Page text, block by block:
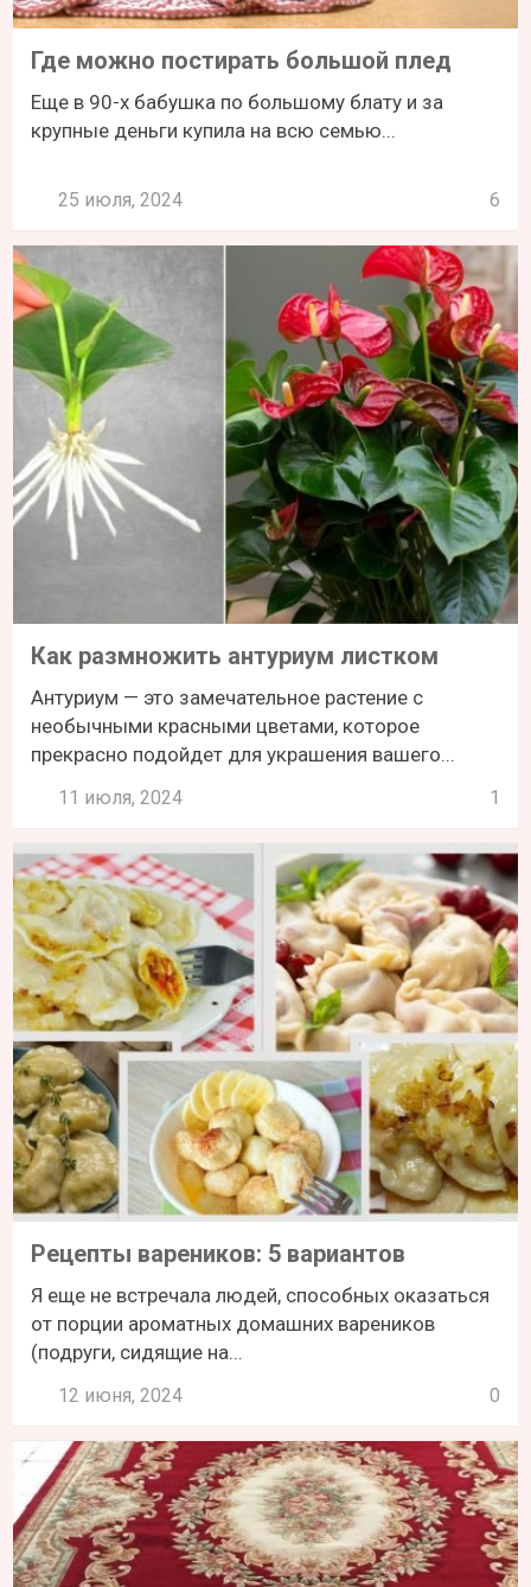
Где можно постирать большой плед
Еще в 90-х бабушка по большому блату и за
крупные деньги купила на всю семью...
25 июля, 2024 6
Как размножить антуриум листком
Антуриум — это замечательное растение с
необычными красными цветами, которое
прекрасно подойдет для украшения вашего...
11 июля, 2024 1
Рецепты вареников: 5 вариантов
Я еще не встречала людей, способных оказаться
от порции ароматных домашних вареников
(подруги, сидящие на...
12 июня, 2024 0